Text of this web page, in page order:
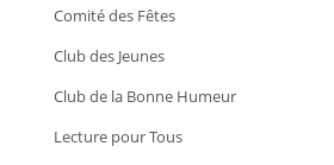
Comité des Fêtes
Club des Jeunes
Club de la Bonne Humeur
Lecture pour Tous